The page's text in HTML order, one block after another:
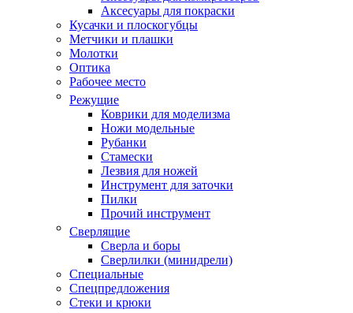
Аксесуары для покраски
Кусачки и плоскогубцы
Метчики и плашки
Молотки
Оптика
Рабочее место
Режущие
Коврики для моделизма
Ножи модельные
Рубанки
Стамески
Лезвия для ножей
Инструмент для заточки
Пилки
Прочий инструмент
Сверлящие
Сверла и боры
Сверлилки (минидрели)
Специальные
Спецпредложения
Стеки и крюки